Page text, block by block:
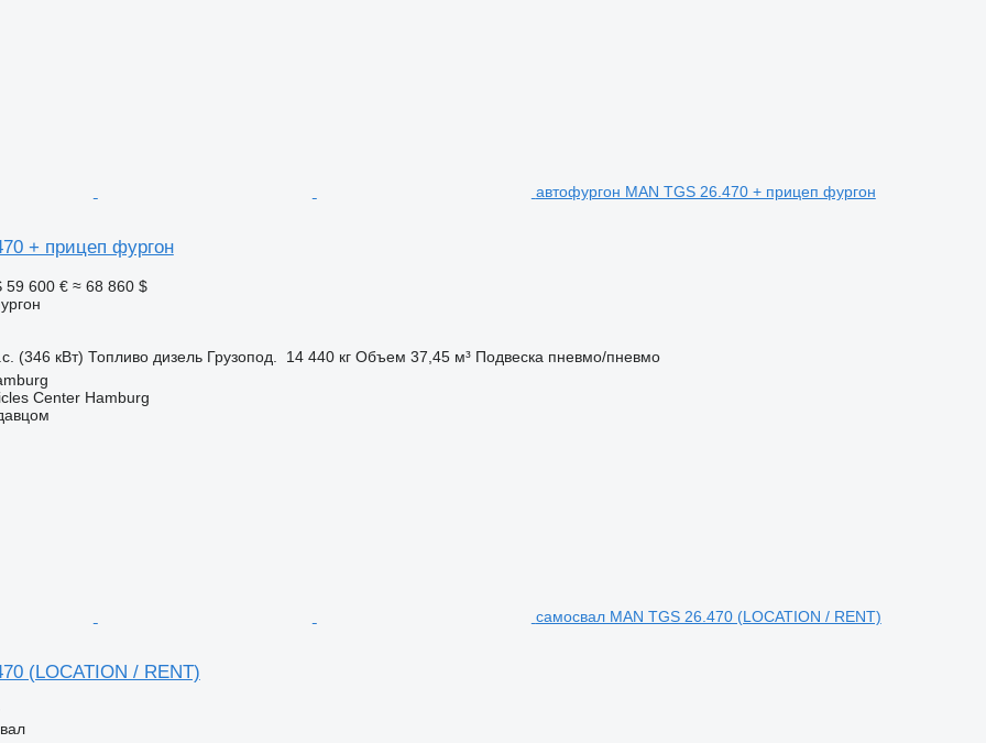
автофургон MAN TGS 26.470 + прицеп фургон
+ прицеп фургон
59 600 € ≈ 68 860 $
(346 кВт) Топливо дизель Грузопод. 14 440 кг Объем 37,45 м³ Подвеска пневмо/пневмо
Center Hamburg
самосвал MAN TGS 26.470 (LOCATION / RENT)
(LOCATION / RENT)